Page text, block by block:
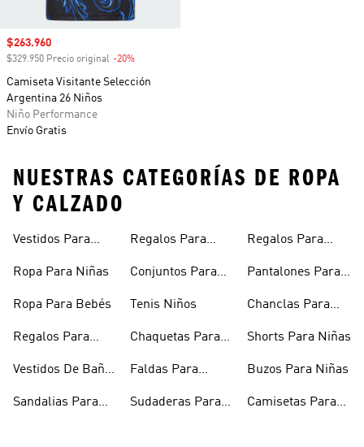
Precio de venta
$263.960
$329.950 Precio original -20%
Camiseta Visitante Selección
Argentina 26 Niños
Niño Performance
Envío Gratis
NUESTRAS CATEGORÍAS DE ROPA
Y CALZADO
Vestidos Para
Ropa Para Niñas
Ropa Para Bebés
Regalos Para
Vestidos De Baño
Sandalias Para
Regalos Para
Conjuntos Para
Tenis Niños
Chaquetas Para
Faldas Para
Sudaderas Para
Regalos Para
Pantalones Para
Chanclas Para
Shorts Para Niñas
Buzos Para Niñas
Camisetas Para